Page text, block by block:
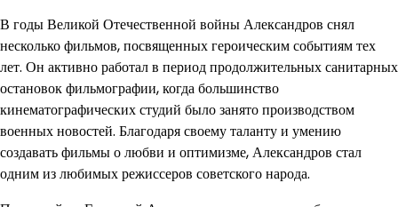
В годы Великой Отечественной войны Александров снял
несколько фильмов, посвященных героическим событиям тех
лет. Он активно работал в период продолжительных санитарных
остановок фильмографии, когда большинство
кинематографических студий было занято производством
военных новостей. Благодаря своему таланту и умению
создавать фильмы о любви и оптимизме, Александров стал
одним из любимых режиссеров советского народа.